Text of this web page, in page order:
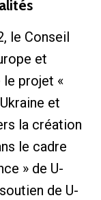
le Conseil
et
le projet «
et
la création
le cadre
» de U-
de U-